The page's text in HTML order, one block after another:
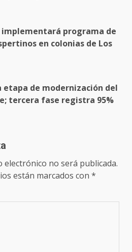
programa de
en colonias de Los
etapa de modernización del
tercera fase registra 95%
electrónico no será publicada.
están marcados con *